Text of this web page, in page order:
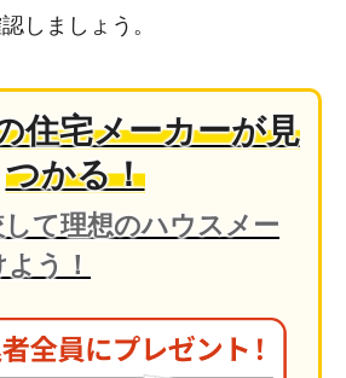
しましょう。
住宅メーカーが見
つかる！
て理想のハウスメー
う！